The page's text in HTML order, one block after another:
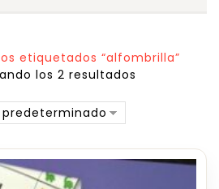
etiquetados “alfombrilla”
los 2 resultados